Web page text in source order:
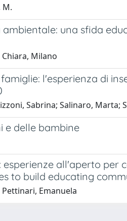
M.
una sfida
Milano
l'esperienza di
Sabrina; Salinaro, Marta;
e delle bambine
all'aperto per
to build educating
Emanuela